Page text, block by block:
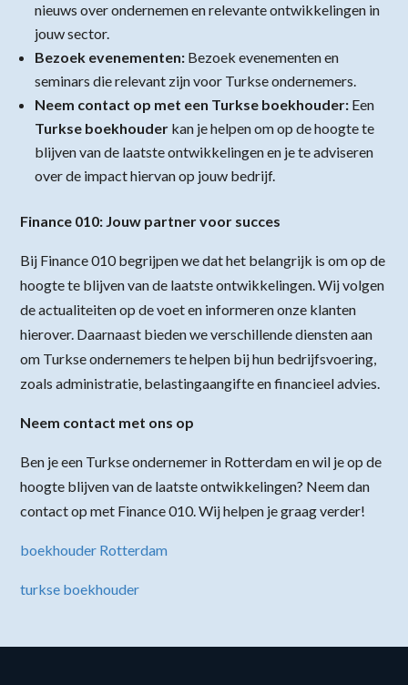
nieuws over ondernemen en relevante ontwikkelingen in
jouw sector.
Bezoek evenementen: Bezoek evenementen en
seminars die relevant zijn voor Turkse ondernemers.
Neem contact op met een Turkse boekhouder: Een
Turkse boekhouder kan je helpen om op de hoogte te
blijven van de laatste ontwikkelingen en je te adviseren
over de impact hiervan op jouw bedrijf.
Finance 010: Jouw partner voor succes
Bij Finance 010 begrijpen we dat het belangrijk is om op de
hoogte te blijven van de laatste ontwikkelingen. Wij volgen
de actualiteiten op de voet en informeren onze klanten
hierover. Daarnaast bieden we verschillende diensten aan
om Turkse ondernemers te helpen bij hun bedrijfsvoering,
zoals administratie, belastingaangifte en financieel advies.
Neem contact met ons op
Ben je een Turkse ondernemer in Rotterdam en wil je op de
hoogte blijven van de laatste ontwikkelingen? Neem dan
contact op met Finance 010. Wij helpen je graag verder!
boekhouder Rotterdam
turkse boekhouder